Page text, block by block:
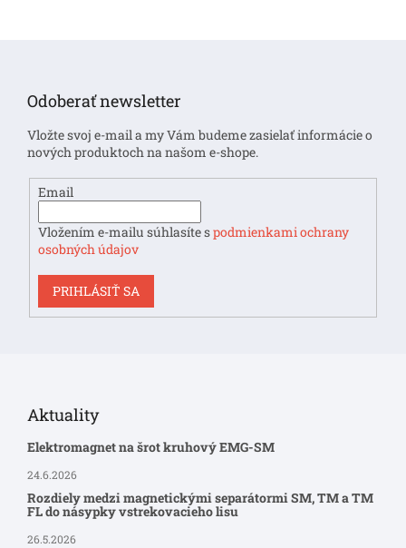
Odoberať newsletter
Vložte svoj e-mail a my Vám budeme zasielať informácie o
nových produktoch na našom e-shope.
Email
Vložením e-mailu súhlasíte spodmienkami ochrany
osobných údajov
PRIHLÁSIŤ SA
Aktuality
Elektromagnet na šrot kruhový EMG-SM
24.6.2026
Rozdiely medzi magnetickými separátormi SM, TM a TM
FL do násypky vstrekovacieho lisu
26.5.2026